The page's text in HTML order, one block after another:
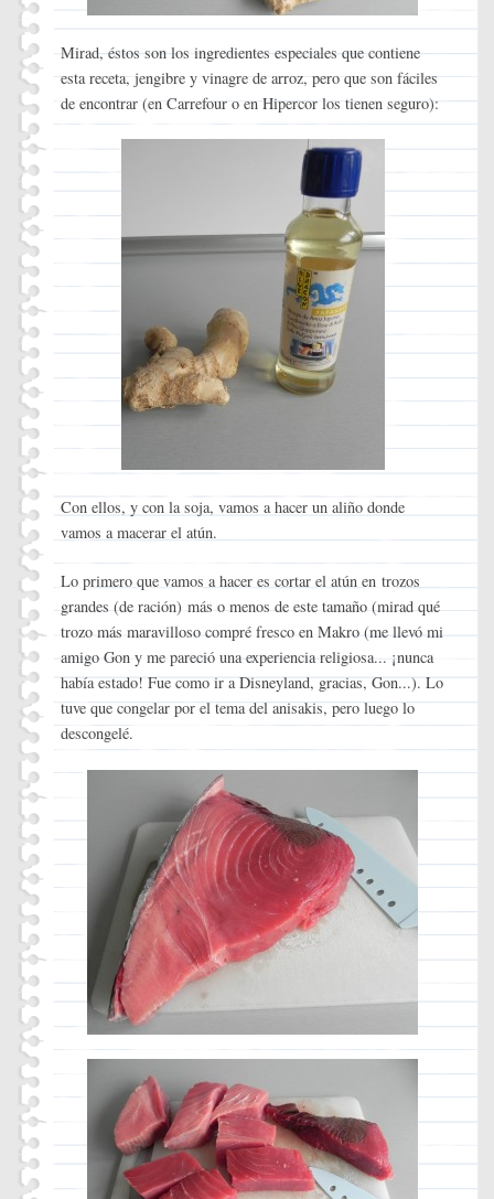
Mirad, éstos son los ingredientes especiales que contiene
esta receta, jengibre y vinagre de arroz, pero que son fáciles
de encontrar (en Carrefour o en Hipercor los tienen seguro):
Con ellos, y con la soja, vamos a hacer un aliño donde
vamos a macerar el atún.
Lo primero que vamos a hacer es cortar el atún en trozos
grandes (de ración) más o menos de este tamaño (mirad qué
trozo más maravilloso compré fresco en Makro (me llevó mi
amigo Gon y me pareció una experiencia religiosa... ¡nunca
había estado! Fue como ir a Disneyland, gracias, Gon...). Lo
tuve que congelar por el tema del anisakis, pero luego lo
descongelé.